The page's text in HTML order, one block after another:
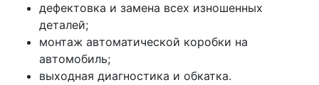
дефектовка и замена всех изношенных
деталей;
монтаж автоматической коробки на
автомобиль;
выходная диагностика и обкатка.